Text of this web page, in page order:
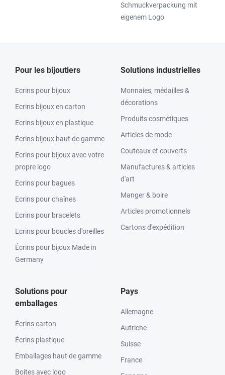
Schmuckverpackung mit
eigenem Logo
Pour les bijoutiers
Ecrins pour bijoux
Ecrins bijoux en carton
Ecrins bijoux en plastique
Écrins bijoux haut de gamme
Ecrins pour bijoux avec votre
propre logo
Ecrins pour bagues
Ecrins pour chaînes
Ecrins pour bracelets
Ecrins pour boucles d'oreilles
Écrins pour bijoux Made in
Germany
Solutions industrielles
Monnaies, médailles &
décorations
Produits cosmétiques
Articles de mode
Couteaux et couverts
Manufactures & articles
d'art
Manger & boire
Articles promotionnels
Cartons d'expédition
Solutions pour
emballages
Écrins carton
Écrins plastique
Emballages haut de gamme
Boites avec logo
Pays
Allemagne
Autriche
Suisse
France